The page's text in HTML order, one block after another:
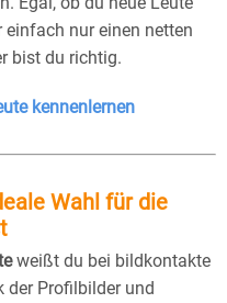
einfach nur einen netten
bist du richtig.
kennenlernen
Wahl für die
weißt du bei bildkontakte
der Profilbilder und